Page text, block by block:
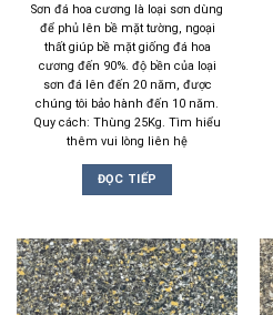
Sơn đá hoa cương là loại sơn dùng
để phủ lên bề mặt tường, ngoại
thất giúp bề mặt giống đá hoa
cương đến 90%. độ bền của loại
sơn đá lên đến 20 năm, được
chúng tôi bảo hành đến 10 năm.
Quy cách: Thùng 25Kg. Tìm hiểu
thêm vui lòng liên hệ
ĐỌC TIẾP